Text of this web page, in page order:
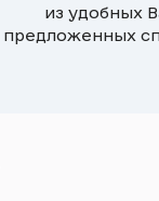
из удобных
предложенных